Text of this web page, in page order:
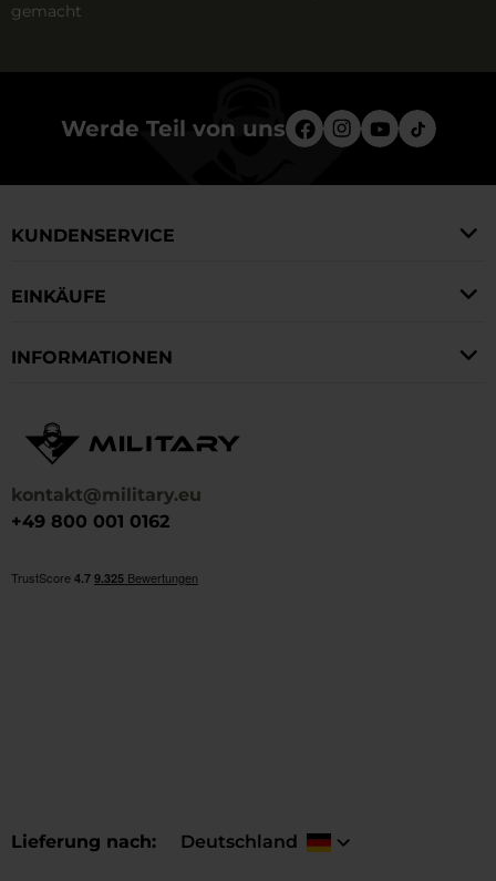
gemacht
Werde Teil von uns
kontakt@military.eu
+49 800 001 0162
Lieferung nach Deutschland
KUNDENSERVICE
EINKÄUFE
INFORMATIONEN